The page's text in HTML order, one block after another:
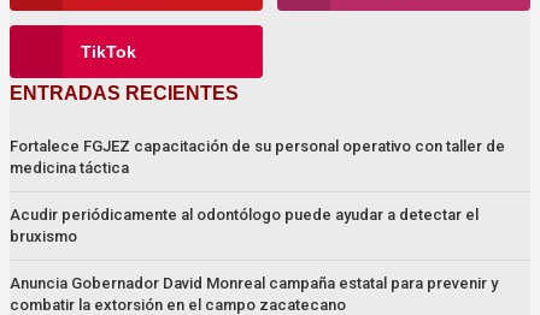
TikTok
ENTRADAS RECIENTES
Fortalece FGJEZ capacitación de su personal operativo con taller de
medicina táctica
Acudir periódicamente al odontólogo puede ayudar a detectar el
bruxismo
Anuncia Gobernador David Monreal campaña estatal para prevenir y
combatir la extorsión en el campo zacatecano